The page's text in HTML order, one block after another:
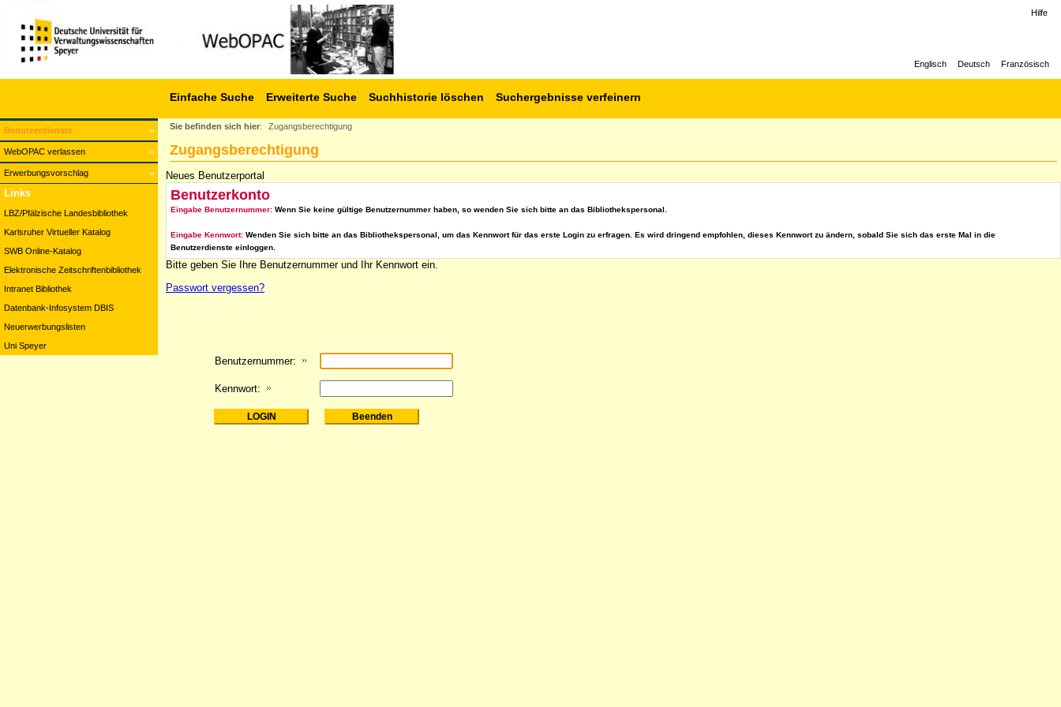
Benutzerdienste
WebOPAC verlassen
Erwerbungsvorschlag
Einfache Suche Erweiterte Suche Suchhistorie löschen Suchergebnisse verfeinern
Hilfe
Englisch Deutsch Französisch
Links
LBZ/Pfälzische Landesbibliothek
Karlsruher Virtueller Katalog
SWB Online-Katalog
Elektronische Zeitschriftenbibliothek
Intranet Bibliothek
Datenbank-Infosystem DBIS
Neuerwerbungslisten
Uni Speyer
Sie befinden sich hier: Zugangsberechtigung
Zugangsberechtigung
Neues Benutzerportal
Benutzerkonto
Eingabe Benutzernummer: Wenn Sie keine gültige Benutzernummer haben, so wenden Sie sich bitte an das Bibliothekspersonal.
Eingabe Kennwort: Wenden Sie sich bitte an das Bibliothekspersonal, um das Kennwort für das erste Login zu erfragen. Es wird dringend empfohlen, dieses Kennwort zu ändern, sobald Sie sich das erste Mal in die
Benutzerdienste einloggen.
Bitte geben Sie Ihre Benutzernummer und Ihr Kennwort ein.
Passwort vergessen?
Benutzernummer:
Kennwort: